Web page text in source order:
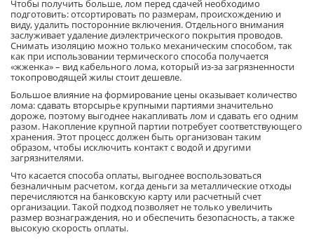
Чтобы получить больше, лом перед сдачей необходимо
подготовить: отсортировать по размерам, происхождению и
виду, удалить посторонние включения. Отдельного внимания
заслуживает удаление диэлектрического покрытия проводов.
Снимать изоляцию можно только механическим способом, так
как при использовании термического способа получается
«жженка» – вид кабельного лома, который из-за загрязненности
токопроводящей жилы стоит дешевле.
Большое влияние на формирование цены оказывает количество
лома: сдавать вторсырье крупными партиями значительно
дороже, поэтому выгоднее накапливать лом и сдавать его одним
разом. Накопление крупной партии потребует соответствующего
хранения. Этот процесс должен быть организован таким
образом, чтобы исключить контакт с водой и другими
загрязнителями.
Что касается способа оплаты, выгоднее воспользоваться
безналичным расчетом, когда деньги за металлические отходы
перечисляются на банковскую карту или расчетный счет
организации. Такой подход позволяет не только увеличить
размер вознаграждения, но и обеспечить безопасность, а также
высокую скорость оплаты.